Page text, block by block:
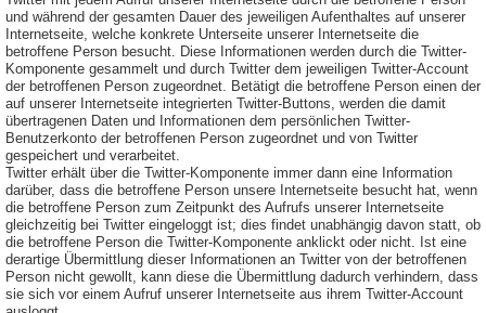
und während der gesamten Dauer des jeweiligen Aufenthaltes auf unserer
Internetseite, welche konkrete Unterseite unserer Internetseite die
betroffene Person besucht. Diese Informationen werden durch die Twitter-
Komponente gesammelt und durch Twitter dem jeweiligen Twitter-Account
der betroffenen Person zugeordnet. Betätigt die betroffene Person einen der
auf unserer Internetseite integrierten Twitter-Buttons, werden die damit
übertragenen Daten und Informationen dem persönlichen Twitter-
Benutzerkonto der betroffenen Person zugeordnet und von Twitter
gespeichert und verarbeitet.
Twitter erhält über die Twitter-Komponente immer dann eine Information
darüber, dass die betroffene Person unsere Internetseite besucht hat, wenn
die betroffene Person zum Zeitpunkt des Aufrufs unserer Internetseite
gleichzeitig bei Twitter eingeloggt ist; dies findet unabhängig davon statt, ob
die betroffene Person die Twitter-Komponente anklickt oder nicht. Ist eine
derartige Übermittlung dieser Informationen an Twitter von der betroffenen
Person nicht gewollt, kann diese die Übermittlung dadurch verhindern, dass
sie sich vor einem Aufruf unserer Internetseite aus ihrem Twitter-Account